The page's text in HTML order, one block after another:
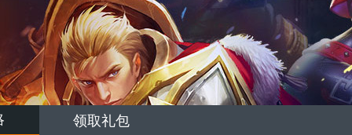
领取礼包